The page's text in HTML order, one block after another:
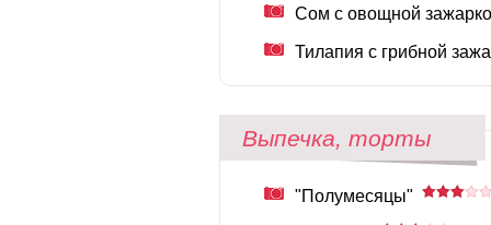
Сом с овощной
Тилапия с грибной
Выпечка, торты
"Полумесяцы"